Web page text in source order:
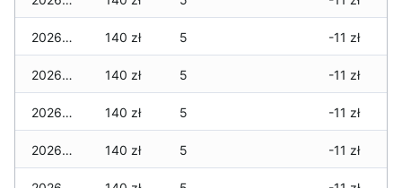
2026-03-14 140 zł 5 -11 zł
2026-03-13 140 zł 5 -11 zł
2026-03-12 140 zł 5 -11 zł
2026-03-11 140 zł 5 -11 zł